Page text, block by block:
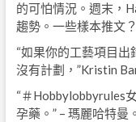
的可怕情況。週末，
趨勢。一些樣本推文
“如果你的工藝項目
沒有計劃，”Kristin
“＃Hobbylobbyrules
孕藥。” – 瑪麗哈特曼。